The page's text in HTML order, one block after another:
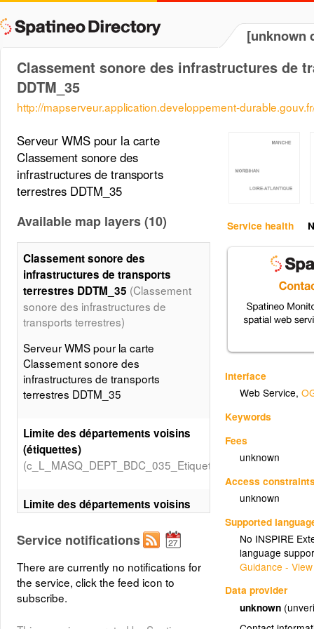
[unknown
Classement sonore des infrastructures de
DDTM_35
http://mapserveur.application.developpement-
Service health
Interface
Web Service,
Keywords
Fees
unknown
Access
unknown
Supported
No INSPIRE
language
Guidance -
Data provider
unknown
Serveur WMS pour la carte
Classement sonore des
infrastructures de transports
terrestres DDTM_35
Available map layers (10)
Classement sonore des
infrastructures de transports
terrestres DDTM_35 (Classement
sonore des infrastructures de
transports terrestres)
Serveur WMS pour la carte
Classement sonore des
infrastructures de transports
terrestres DDTM_35
Limite des départements voisins
(étiquettes)
(c_L_MASQ_DEPT_BDC_035_Etiquettes)
Limite des départements voisins
(c_N_COMMUNE_BDT_035)
Service notifications
There are currently no notifications for
the service, click the feed icon to
subscribe.